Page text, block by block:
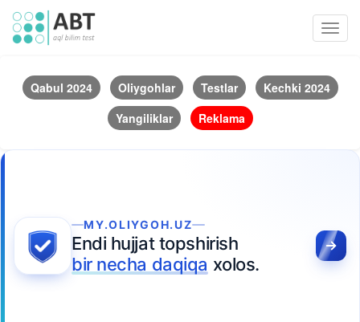
Qabul 2024 Oliygohlar Testlar
Kechki 2024
Yangiliklar
Reklama
MY.OLIYGOH.UZ
Endi hujjat topshirish
bir necha daqiqa xolos.